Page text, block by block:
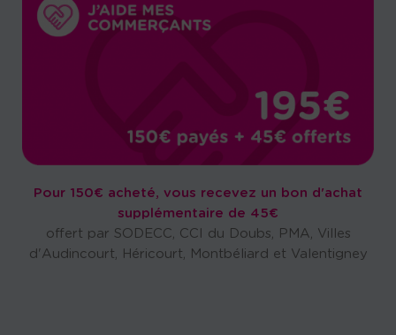
Pour 150€ acheté, vous recevez un bon d'achat
supplémentaire de 45€
offert par SODECC, CCI du Doubs, PMA, Villes
d'Audincourt, Héricourt, Montbéliard et Valentigney